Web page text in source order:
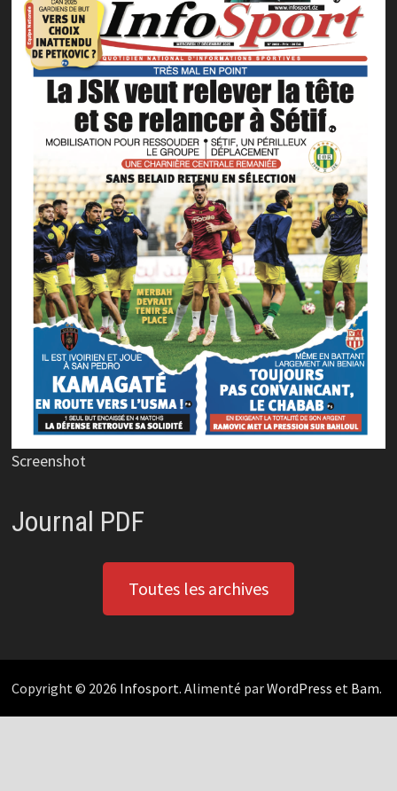
Screenshot
Journal PDF
Toutes les archives
Copyright © 2026 Infosport. Alimenté parWordPress et Bam.